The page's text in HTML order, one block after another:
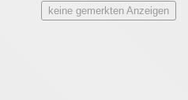
keine gemerkten Anzeigen